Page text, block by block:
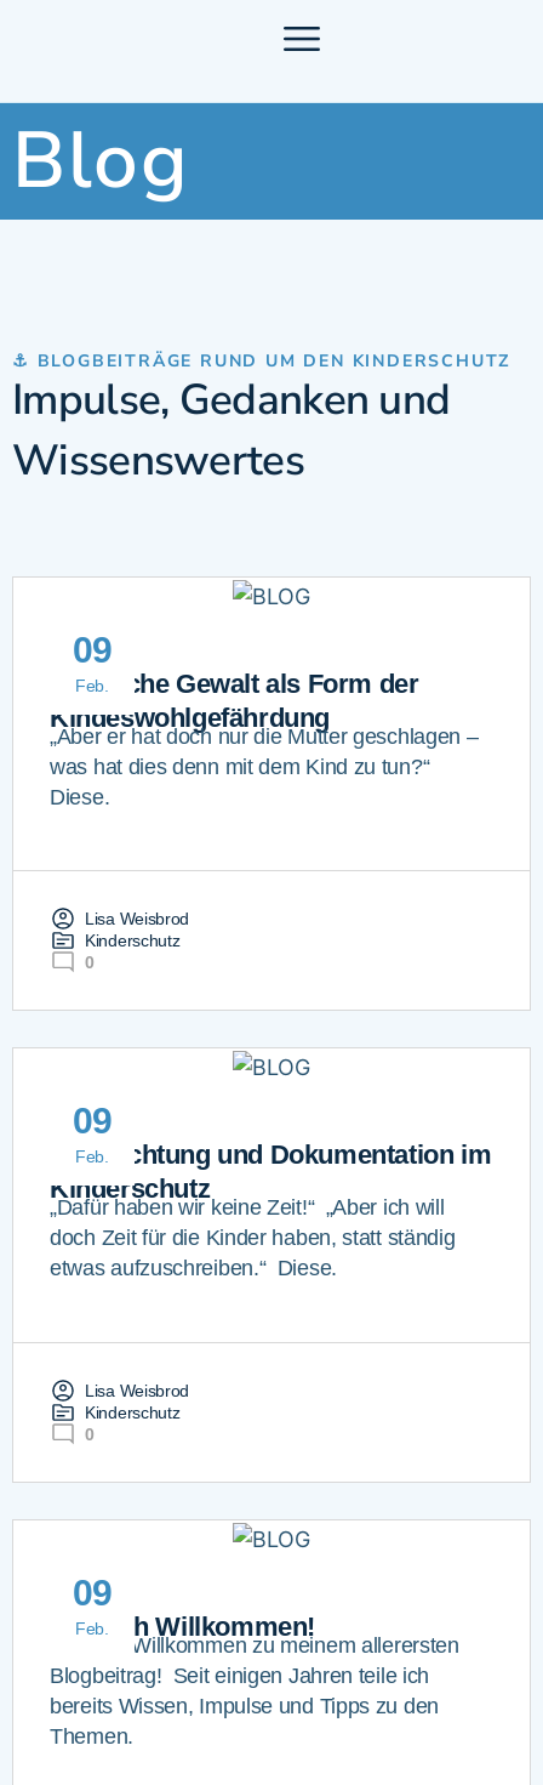
Blog
⚓ BLOGBEITRÄGE RUND UM DEN KINDERSCHUTZ
Impulse, Gedanken und
Wissenswertes
09
Feb.
Häusliche Gewalt als Form der
Kindeswohlgefährdung
„Aber er hat doch nur die Mutter geschlagen –
was hat dies denn mit dem Kind zu tun?“
Diese.
Lisa Weisbrod
Kinderschutz
0
09
Feb.
Beobachtung und Dokumentation im
Kinderschutz
„Dafür haben wir keine Zeit!“ „Aber ich will
doch Zeit für die Kinder haben, statt ständig
etwas aufzuschreiben.“ Diese.
Lisa Weisbrod
Kinderschutz
0
09
Feb.
Herzlich Willkommen!
Herzlich Willkommen zu meinem allerersten
Blogbeitrag! Seit einigen Jahren teile ich
bereits Wissen, Impulse und Tipps zu den
Themen.